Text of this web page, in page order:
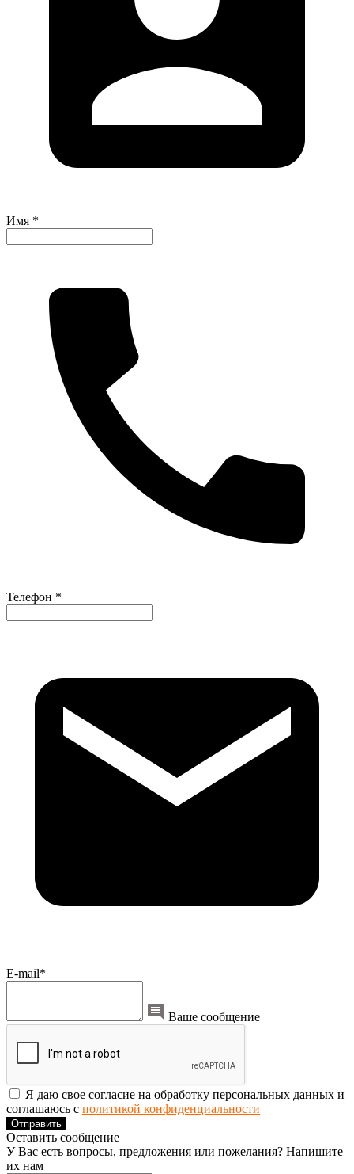
Имя *
Телефон *
E-mail*
Ваше сообщение
Я даю свое согласие на обработку персональных данных и
соглашаюсь с политикой конфиденциальности
Отправить
Оставить сообщение
У Вас есть вопросы, предложения или пожелания? Напишите
их нам